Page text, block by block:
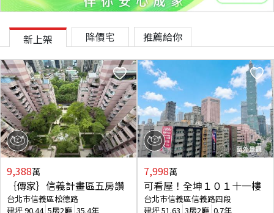
新上架 降價宅 推薦給你
9,388萬
｛傳家｝信義計畫區五房讚
台北市信義區松德路
建坪90.44 5房2廳 35.4年
7,998萬
可看屋！全坤１０１十一樓
台北市信義區信義路四段
建坪51.63 3房2廳 0.7年